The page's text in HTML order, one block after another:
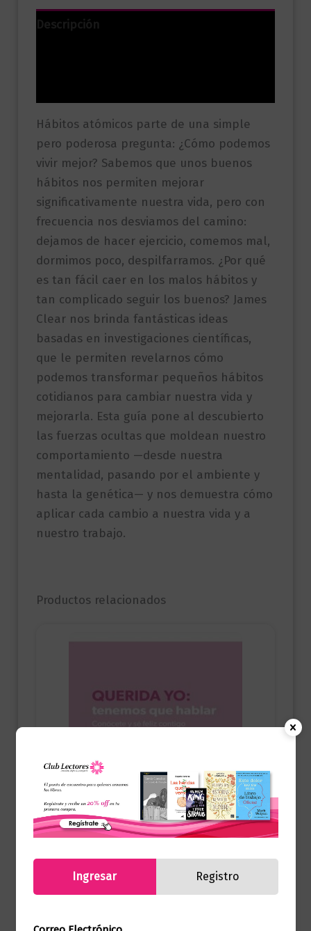
Descripción
Hábitos atómicos parte de una simple
pero poderosa pregunta: ¿Cómo podemos
vivir mejor? Sabemos que unos buenos
hábitos nos permiten mejorar
significativamente nuestra vida, pero con
frecuencia nos desviamos del camino:
dejamos de hacer ejercicio, comemos mal,
dormimos poco, despilfarramos. ¿Por qué
es tan fácil caer en los malos hábitos y
tan complicado seguir los buenos? James
Clear nos brinda fantásticas ideas
basadas en investigaciones científicas,
que le permiten revelarnos cómo
podemos transformar pequeños hábitos
cotidianos para cambiar nuestra vida y
mejorarla. Esta guía pone al descubierto
las fuerzas ocultas que moldean nuestro
comportamiento —desde nuestra
mentalidad, pasando por el ambiente y
hasta la genética— y nos demuestra cómo
aplicar cada cambio a nuestra vida y a
nuestro trabajo.
Productos relacionados
Autoayuda
Ingresar Registro